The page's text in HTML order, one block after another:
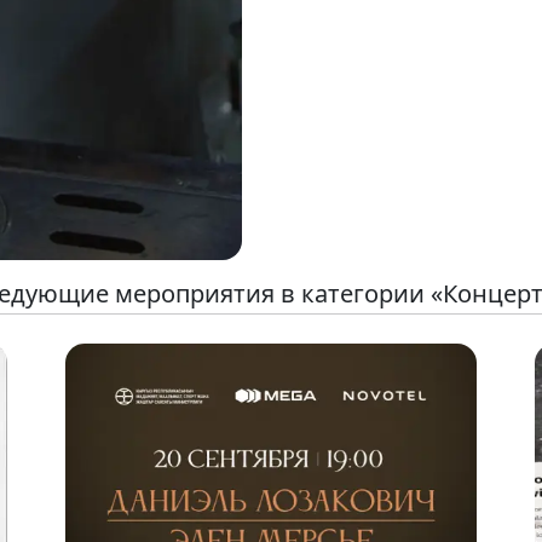
мероприятия в категории